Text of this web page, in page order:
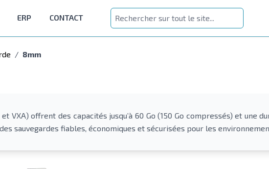
ERP CONTACT
/ 8mm
VXA) offrent des capacités jusqu’à 60 Go (150 Go compressés) et une
sauvegardes fiables, économiques et sécurisées pour les